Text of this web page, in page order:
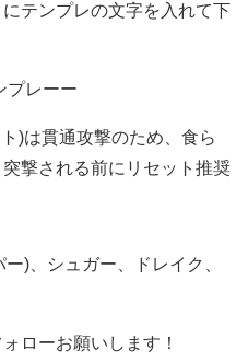
テンプレの文字を入れて下
プレーー
)は貫通攻撃のため、食ら
撃される前にリセット推奨
)、シュガー、ドレイク、
ローお願いします！